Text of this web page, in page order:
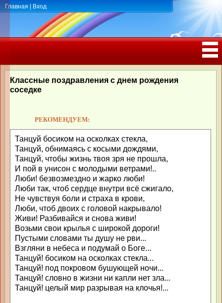
Главная Вход
РОЖДЕНИЯ, ЮБИЛЕЕМ
Классные поздравления с днем рождения
соседке
РЕКОМЕНДУЕМ:
Танцуй босиком на осколках стекла,
Танцуй, обнимаясь с косыми дождями,
Танцуй, чтобы жизнь твоя зря не прошла,
И пой в унисон с молодыми ветрами!..
Люби! безвозмездно и жарко люби!
Люби так, чтоб сердце внутри всё сжигало,
Не чувствуя боли и страха в крови,
Люби, чтоб двоих с головой накрывало!
Живи! Разбивайся и снова живи!
Возьми свои крылья с широкой дороги!
Пустыми словами ты душу не рви...
Взгляни в небеса и подумай о Боге...
Танцуй! босиком на осколках стекла...
Танцуй! под покровом бушующей ночи...
Танцуй! словно в жизни ни капли нет зла...
Танцуй! целый мир разрывая на клочья!...